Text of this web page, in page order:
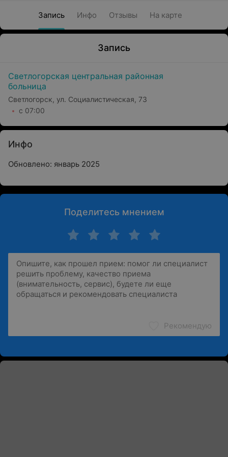
Запись Инфо Отзывы На карте
Запись
Светлогорская центральная районная
больница
Светлогорск, ул. Социалистическая, 73
с 07:00
Инфо
Обновлено: январь 2025
Поделитесь мнением
Рекомендую